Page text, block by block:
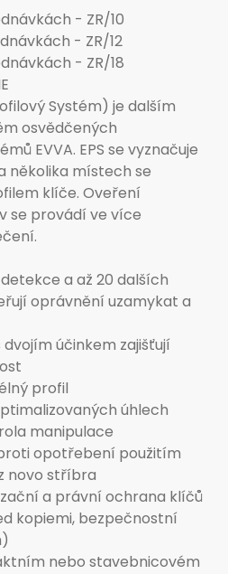
- ZR/10
- ZR/12
- ZR/18
Systém) je dalším
osvědčených
EVVA. EPS se vyznačuje
několika místech se
klíče. Oveření
se provádí ve více
a až 20 dalších
oprávnění uzamykat a
účinkem zajišťují
profil
úhlech
manipulace
opotřebení použitím
novo stříbra
a právní ochrana klíčů
kopiemi, bezpečnostní
nebo stavebnicovém